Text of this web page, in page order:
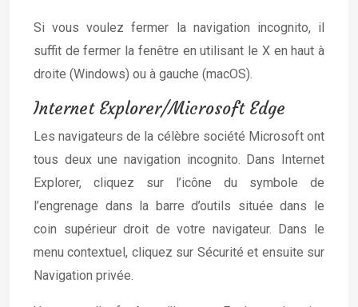
Si vous voulez fermer la navigation incognito, il
suffit de fermer la fenêtre en utilisant le X en haut à
droite (Windows) ou à gauche (macOS).
Internet Explorer/Microsoft Edge
Les navigateurs de la célèbre société Microsoft ont
tous deux une navigation incognito. Dans Internet
Explorer, cliquez sur l’icône du symbole de
l’engrenage dans la barre d’outils située dans le
coin supérieur droit de votre navigateur. Dans le
menu contextuel, cliquez sur Sécurité et ensuite sur
Navigation privée.